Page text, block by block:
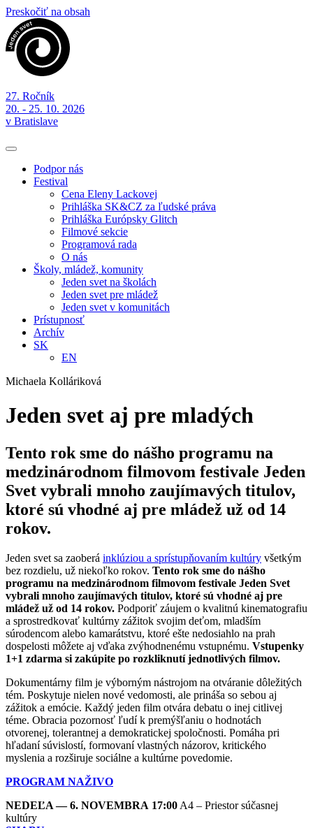
Preskočiť na obsah
27. Ročník
20. - 25. 10. 2026
v Bratislave
Podpor nás
Festival
Cena Eleny Lackovej
Prihláška SK&CZ za ľudské práva
Prihláška Európsky Glitch
Filmové sekcie
Programová rada
O nás
Školy, mládež, komunity
Jeden svet na školách
Jeden svet pre mládež
Jeden svet v komunitách
Prístupnosť
Archív
SK
EN
Michaela Kolláriková
Jeden svet aj pre mladých
Tento rok sme do nášho programu na
medzinárodnom filmovom festivale Jeden
Svet vybrali mnoho zaujímavých titulov,
ktoré sú vhodné aj pre mládež už od 14
rokov.
Jeden svet sa zaoberá inklúziou a sprístupňovaním kultúry všetkým
bez rozdielu, už niekoľko rokov. Tento rok sme do nášho
programu na medzinárodnom filmovom festivale Jeden Svet
vybrali mnoho zaujímavých titulov, ktoré sú vhodné aj pre
mládež už od 14 rokov. Podporiť záujem o kvalitnú kinematografiu
a sprostredkovať kultúrny zážitok svojim deťom, mladším
súrodencom alebo kamarátstvu, ktoré ešte nedosiahlo na prah
dospelosti môžete aj vďaka zvýhodnenému vstupnému. Vstupenky
1+1 zdarma si zakúpite po rozkliknutí jednotlivých filmov.
Dokumentárny film je výborným nástrojom na otváranie dôležitých
tém. Poskytuje nielen nové vedomosti, ale prináša so sebou aj
zážitok a emócie. Každý jeden film otvára debatu o inej citlivej
téme. Obracia pozornosť ľudí k premýšľaniu o hodnotách
otvorenej, tolerantnej a demokratickej spoločnosti. Pomáha pri
hľadaní súvislostí, formovaní vlastných názorov, kritického
myslenia a rozširuje sociálne a kultúrne povedomie.
PROGRAM NAŽIVO
NEDEĽA — 6. NOVEMBRA 17:00 A4 – Priestor súčasnej
kultúry